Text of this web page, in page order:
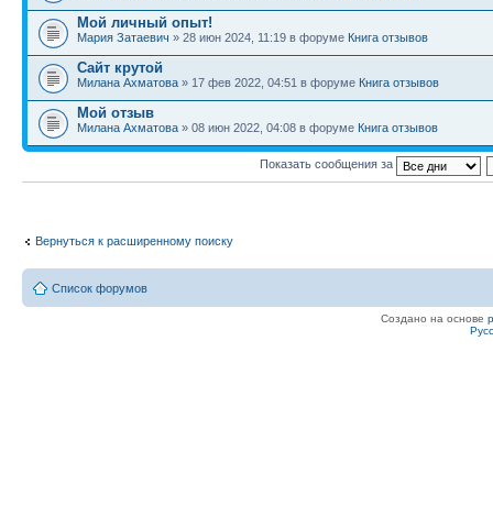
Мой личный опыт!
Мария Затаевич » 28 июн 2024, 11:19 в форуме Книга отзывов
Сайт крутой
Милана Ахматова » 17 фев 2022, 04:51 в форуме Книга отзывов
Мой отзыв
Милана Ахматова » 08 июн 2022, 04:08 в форуме Книга отзывов
Показать сообщения за
Вернуться к расширенному поиску
Список форумов
Создано на основе